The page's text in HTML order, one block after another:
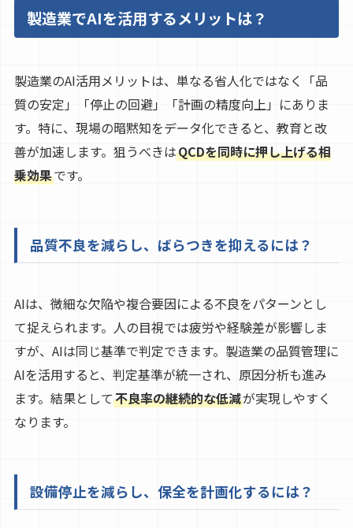
製造業でAIを活用するメリットは？
製造業のAI活用メリットは、単なる省人化ではなく「品
質の安定」「停止の回避」「計画の精度向上」にありま
す。特に、現場の暗黙知をデータ化できると、教育と改
善が加速します。狙うべきはQCDを同時に押し上げる相
乗効果です。
品質不良を減らし、ばらつきを抑えるには？
AIは、微細な欠陥や複合要因による不良をパターンとし
て捉えられます。人の目視では疲労や経験差が影響しま
すが、AIは同じ基準で判定できます。製造業の品質管理に
AIを活用すると、判定基準が統一され、原因分析も進み
ます。結果として不良率の継続的な低減が実現しやすく
なります。
設備停止を減らし、保全を計画化するには？